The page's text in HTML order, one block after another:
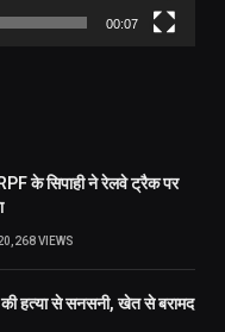
00:07
के सिपाही ने रेलवे ट्रैक पर
VIEWS
की हत्या से सनसनी, खेत से बरामद